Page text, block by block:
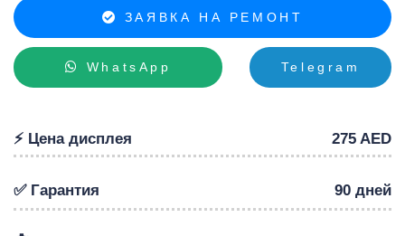
ЗАЯВКА НА РЕМОНТ
WhatsApp Telegram
⚡️ Цена дисплея 275 AED
✅ Гарантия 90 дней